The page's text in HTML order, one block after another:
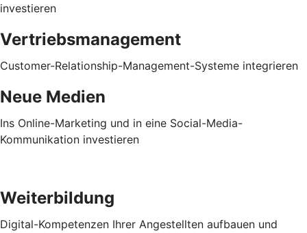
investieren
Vertriebsmanagement
Customer-Relationship-Management-Systeme integrieren
Neue Medien
Ins Online-Marketing und in eine Social-Media-
Kommunikation investieren
Weiterbildung
Digital-Kompetenzen Ihrer Angestellten aufbauen und